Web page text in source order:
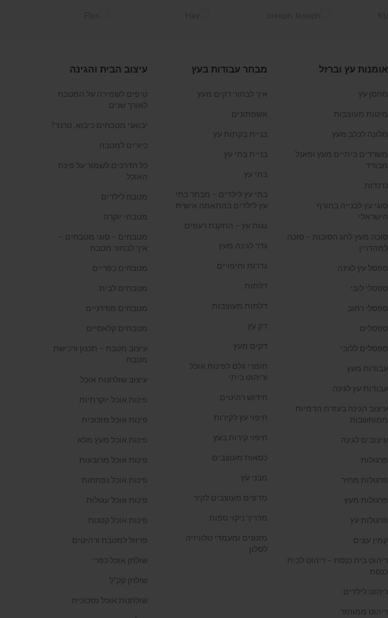
אומנות עץ וברזל
מחסן עץ
מיטות מעוצבות
מלונה לכלב מעץ
משרדים ביתיים מעץ ופאנל
מבודד
נדנדות
סוגי עץ לבנייה בחורף
הישראלי
סוכה מעץ לחג הסוכות – סוכה
למהדרין
ספסל עץ לגינה
ספסלי לובי
ספסלי רחוב
ספסלים
ספסלים ללובי
עבודות מעץ
עבודות עץ לגינה
עיצוב הגינה בעזרת הדמיות
ממוחשבות
עיצובים לגינה
פרגולות
פרגולות מחיר
פרגולות מעץ
פרגולות עץ
קמין עצים
ריהוט בית כנסת – ריהוט לבית
כנסת
ריהוט לילדים
ריהוט ממוחזר
מבחר עבודות בעץ
איך לבחור דקים מעץ
אשפתונים
בניית בקתות עץ
בניית בתי עץ
בתי עץ
בתי עץ לילדים – מבחר בתי
עץ לילדים בהתאמה אישית
גגות עץ – התקנת רעפים
גדר לגינה מעץ
גדרות וחיפויים
דלתות
דלתות מעוצבות
דק עץ
דקים מעץ
חומרי גלם לפינות אוכל
וריהוט ביתי
חידוש רהיטים
חיפוי עץ לקירות
חיפוי קירות בעץ
כסאות מעוצבים
מבני עץ
מדפים מעוצבים לקיר
מדריך ניקוי ספות
מזנונים ומעמדי טלוויזיה
לסלון
עיצוב הבית והגינה
טיפים לשמירה על המטבח
לאורך שנים
יבואני מטבחים כיבוא, טרנד?
כיורים למטבח
כל הדרכים לשמור על פינת
האוכל
מטבח לילדים
מטבחי יוקרה
מטבחים – סוגי מטבחים –
איך לבחור מטבח
מטבחים כפריים
מטבחים לבית
מטבחים מודרניים
מטבחים קלאסיים
עיצוב מטבח – תכנון ורכישת
מטבח
עיצוב שולחנות אוכל
פינות אוכל יוקרתיות
פינות אוכל מזכוכית
פינות אוכל מעץ מלא
פינות אוכל מרובעות
פינות אוכל נפתחות
פינות אוכל עגולות
פינות אוכל קטנות
פרזול למטבח ורהיטים
שולחן אוכל כפרי
שולחן קק"ל
שולחנות אוכל מזכוכית